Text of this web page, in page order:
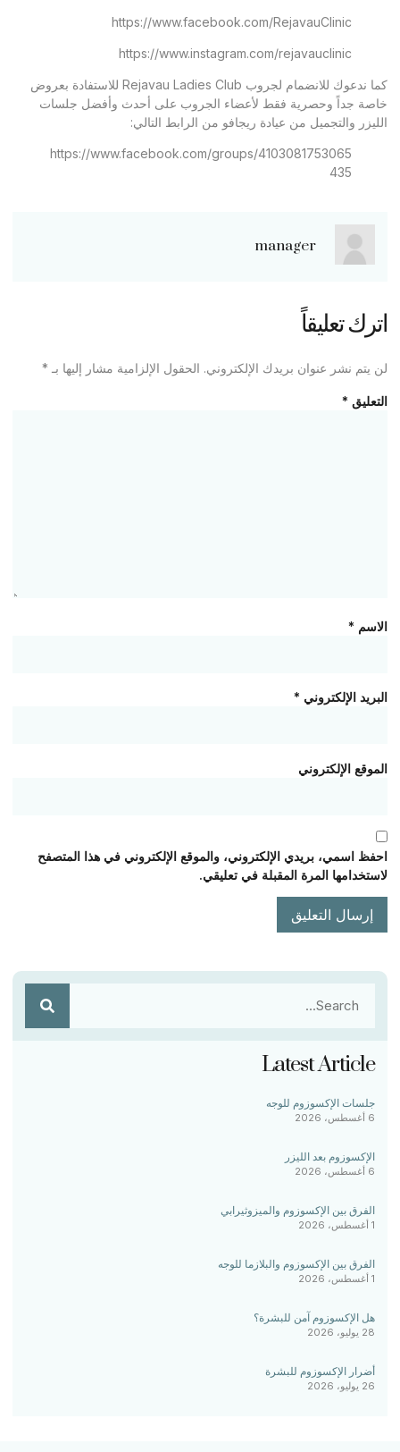
https://www.facebook.com/RejavauClinic
https://www.instagram.com/rejavauclinic
كما ندعوك للانضمام لجروب Rejavau Ladies Club للاستفادة بعروض
خاصة جداً وحصرية فقط لأعضاء الجروب على أحدث وأفضل جلسات
الليزر والتجميل من عيادة ريجافو من الرابط التالي:
https://www.facebook.com/groups/4103081753065
435
manager
اترك تعليقاً
لن يتم نشر عنوان بريدك الإلكتروني. الحقول الإلزامية مشار إليها بـ *
التعليق *
الاسم *
البريد الإلكتروني *
الموقع الإلكتروني
احفظ اسمي، بريدي الإلكتروني، والموقع الإلكتروني في هذا المتصفح
لاستخدامها المرة المقبلة في تعليقي.
Latest Article
جلسات الإكسوزوم للوجه
6 أغسطس، 2026
الإكسوزوم بعد الليزر
6 أغسطس، 2026
الفرق بين الإكسوزوم والميزوثيرابي
1 أغسطس، 2026
الفرق بين الإكسوزوم والبلازما للوجه
1 أغسطس، 2026
هل الإكسوزوم آمن للبشرة؟
28 يوليو، 2026
أضرار الإكسوزوم للبشرة
26 يوليو، 2026